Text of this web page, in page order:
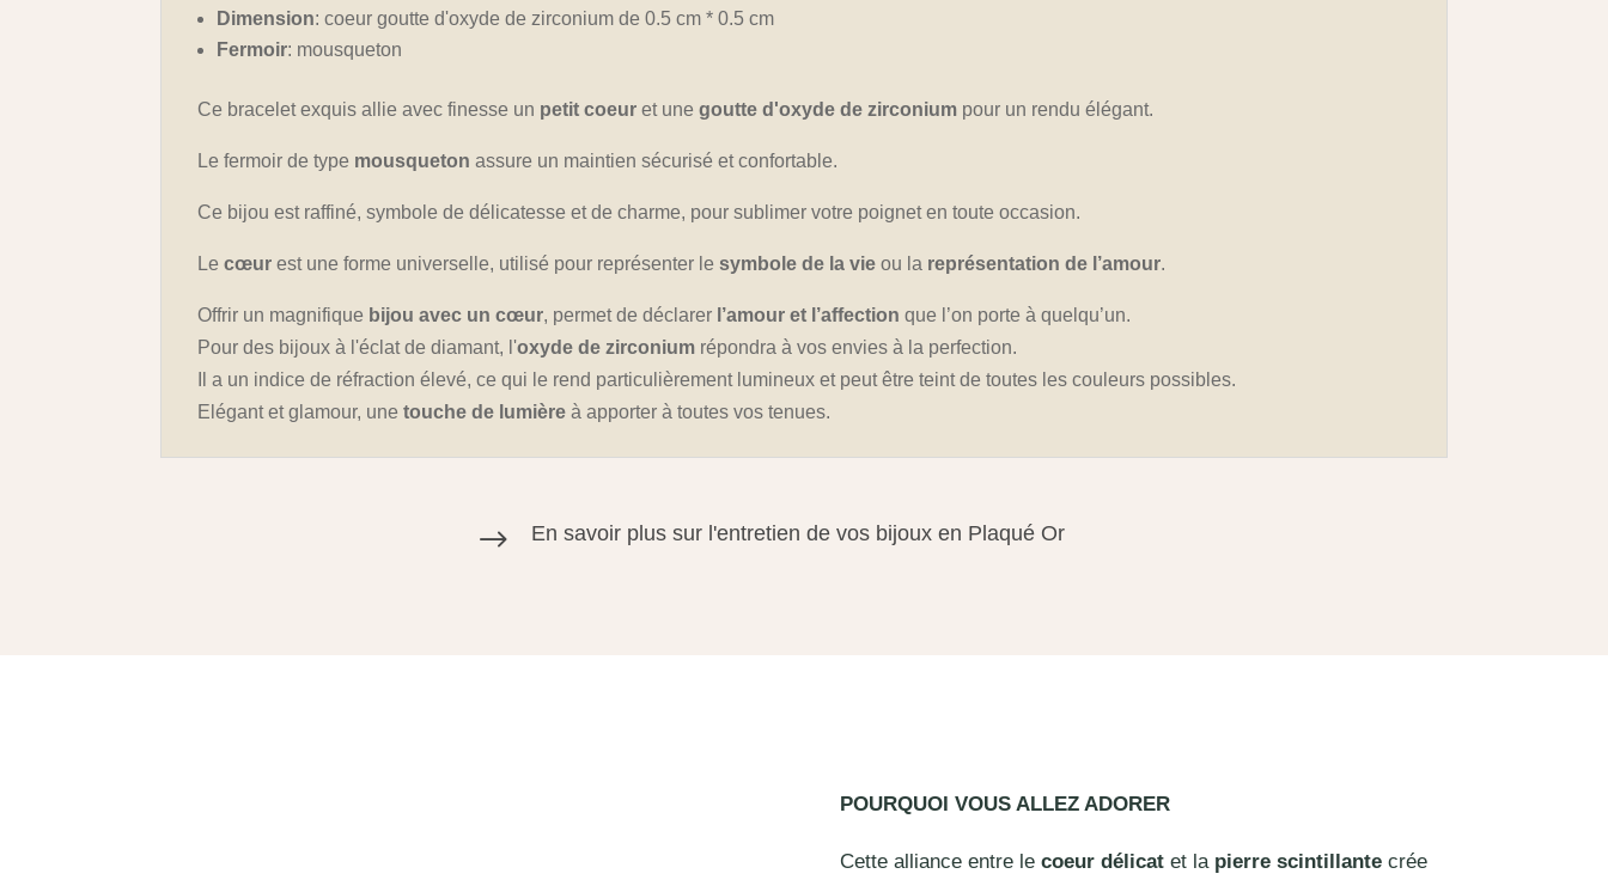
Dimension: coeur goutte d'oxyde de zirconium de 0.5 cm * 0.5 cm
Fermoir: mousqueton
Ce bracelet exquis allie avec finesse un petit coeur et unegoutte d'oxyde de zirconium pour un rendu élégant.
Le fermoir de type mousqueton assure un maintien sécurisé et confortable.
Ce bijou est raffiné, symbole de délicatesse et de charme, pour sublimer votre poignet en toute occasion.
Lecœur est une forme universelle, utilisé pour représenter lesymbole de la vie ou la représentation de l’amour.
Offrir un magnifique bijou avec un cœur, permet de déclarer l’amour et l’affection que l’on porte à quelqu’un.
Pour des bijoux à l'éclat de diamant, l'oxyde de zirconium répondra à vos envies à la perfection.
Il a un indice de réfraction élevé, ce qui le rend particulièrement lumineux et peut être teint de toutes les couleurs possibles.
Elégant et glamour, unetouche de lumière à apporter à toutes vos tenues.
$ En savoir plus sur l'entretien de vos bijoux en Plaqué Or
POURQUOI VOUS ALLEZ ADORER
Cette alliance entre le coeur délicatet la pierre scintillantecrée